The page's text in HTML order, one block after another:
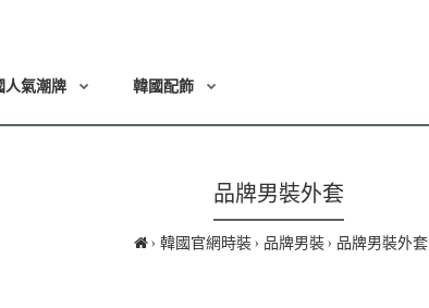
人氣潮牌 韓國配飾
品牌男裝外套
韓國官網時裝 品牌男裝 品牌男裝外套